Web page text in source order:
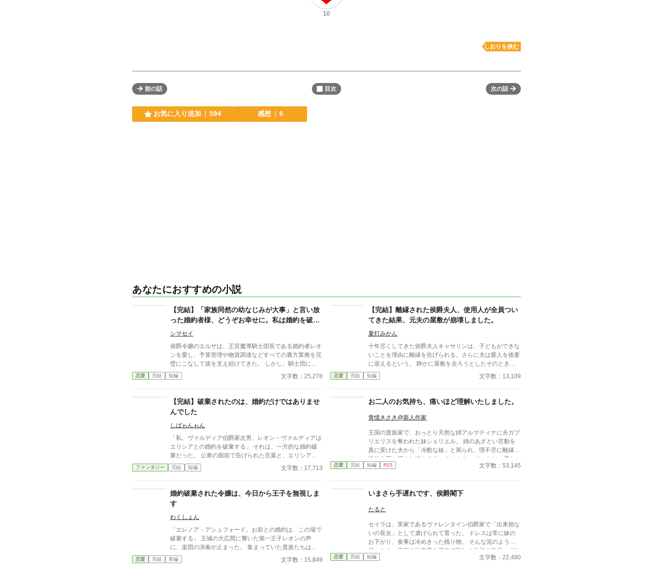
10
しおりを挟む
前の話 目次 次の話
お気に入り追加 594 感想 6
あなたにおすすめの小説
【完結】「家族同然の幼なじみが大事」と言い放
った婚約者様、どうぞお幸せに。私は婚約を破棄
して自分の道を行きます
シマセイ
侯爵令嬢のエルザは、王宮魔導騎士団長である婚約者レオ
ンを愛し、予算管理や物資調達などすべての裏方業務を完
璧にこなして彼を支え続けてきた。 しかし、騎士団にと
って最も重要な祝賀会の直前。レオンは幼なじみの魔導士
リリィの些細な体調不良を優先し、「彼女は君とは違う、
う。 長年の献身が全く報われないことを悟ったエルザ
は、静かに彼への愛を捨てた。 婚約指輪を置き、騎士団
への支援をすべて打ち切った彼女は、自身の類まれなる
「実務能力」を武器に、新たな舞台である商業ギルドへと
恋愛 完結 短編 文字数：25,278
【完結】離縁された侯爵夫人、使用人が全員つい
てきた結果、元夫の屋敷が崩壊しました。
夏灯みかん
十年尽くしてきた侯爵夫人キャサリンは、子どもができな
いことを理由に離縁を告げられる。さらに夫は愛人を後妻
に迎えるという。 静かに屋敷を去ろうとしたそのとき―
― 「我々も辞めます」 料理人、庭師、メイド、執事。 使
用人全員が、キャサリンとともに辞職。 その結果、元夫
され離宮の管理を任されることに。 新たな場所で出会っ
た人々とともに、彼女は本来の価値を取り戻していく。
恋愛 完結 短編 文字数：13,109
【完結】破棄されたのは、婚約だけではありませ
んでした
しばゎんゎん
「私、ヴァルディア伯爵家次男、レオン・ヴァルディアは
エリシアとの婚約を破棄する」 それは、一方的な婚約破
棄だった。 公衆の面前で告げられた言葉と、エリシアに
向けられる嘲笑。 だがエリシア・ラングレイは、それを
静かに受け入れる。 断罪される側として…。 なぜなら、
築き上げてきたのかを。 愚かな選択は、やがて当然の帰
結をもたらす。 時が来たとき、真に断罪される者が明確
に示される。 残酷な結果。 支えを外し、高みを目指した
結果、真っ逆さまに転落する男、レオン。 利用価値がな
侯爵家令嬢のミレイユ。 そう、真の勝者は彼らではな
い… 真の勝者はすべてを見通し、手中に収めたエリシア
だった。 これは、静かにすべてを制する才女と、 自ら破
滅を選んだ愚かな者たちの物語。 ※毎日2話ずつ公開予定
ファンタジー 完結 短編 文字数：17,713
お二人のお気持ち、痛いほど理解いたしました。
青憶きさき@新人作家
王国の貴族家で、おっとり天然な姉アルマティナに夫ガブ
リエリスを奪われた妹シェリエル。 姉のあざとい言動を
真に受けた夫から「冷酷な妹」と罵られ、理不尽に離縁と
追放を言い渡されてしまう。 ​しかしシェリエルは、愚か
な夫と薄気味悪い姉に愛想を尽かし、自ら離縁を受け入れ
エルは、帝国を代表する極上な男性たちに次々と溺愛さ
がいなくなった王国では、おっとり天然な姉の恐ろしい本
性が破滅をもたらし始めていた。
恋愛 完結 短編 R15 文字数：53,145
婚約破棄された令嬢は、今日から王子を無視しま
す
わくしょん
「エレノア・アシュフォード。お前との婚約は、この場で
破棄する」 王城の大広間に響いた第一王子レオンの声
に、楽団の演奏が止まった。 集まっていた貴族たちは息
をのみ、次の瞬間にはざわめきが広がる。 エレノアはゆ
っくりと顔を上げた。 目の前では、王子が腰に手を回し
恋愛 完結 長編 文字数：15,849
いまさら手遅れです、侯爵閣下
たると
セイラは、実家であるヴァレンタイン伯爵家で「出来損な
いの長女」として虐げられて育った。 ドレスは常に妹の
お下がり、食事は冷めきった残り物。 そんな泥のような
日々から、王都の社交界を浮名で賑わす当代の寵児、ダミ
アンに望まれて嫁いだとき、彼女は一筋の光を見た気がし
恋愛 完結 短編 文字数：22,480